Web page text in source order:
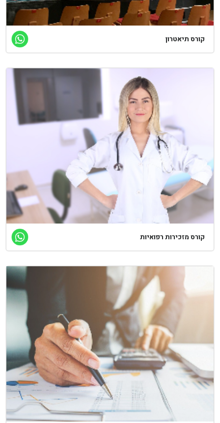
תיאטרון
מזכירות רפואיות